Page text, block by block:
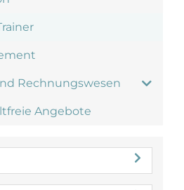
Rechnungswesen
Angebote